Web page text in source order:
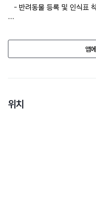
- 반려동물 등록 및 인식표
변경될수 있습니다.
방문 전에 전화문의 해주세요.
앱
위치